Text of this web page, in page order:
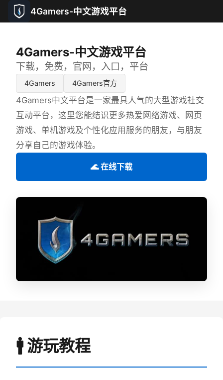
4Gamers-中文游戏平台
4Gamers-中文游戏平台
下载，免费，官网，入口，平台
4Gamers 4Gamers官方
4Gamers中文平台是一家最具人气的大型游戏社交
互动平台，这里您能结识更多热爱网络游戏、网页
游戏、单机游戏及个性化应用服务的朋友，与朋友
分享自己的游戏体验。
🌊 在线下载
🚹 游玩教程